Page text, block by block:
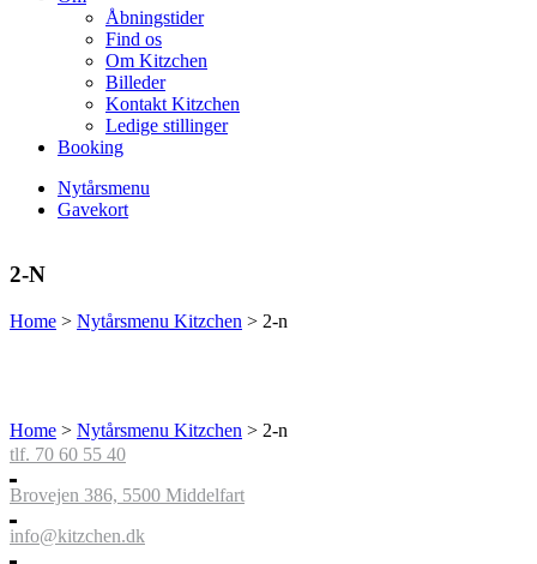
Åbningstider
Find os
Om Kitzchen
Billeder
Kontakt Kitzchen
Ledige stillinger
Booking
Nytårsmenu
Gavekort
2-N
Home > Nytårsmenu Kitzchen > 2-n
Home > Nytårsmenu Kitzchen > 2-n
tlf. 70 60 55 40
Brovejen 386, 5500 Middelfart
info@kitzchen.dk